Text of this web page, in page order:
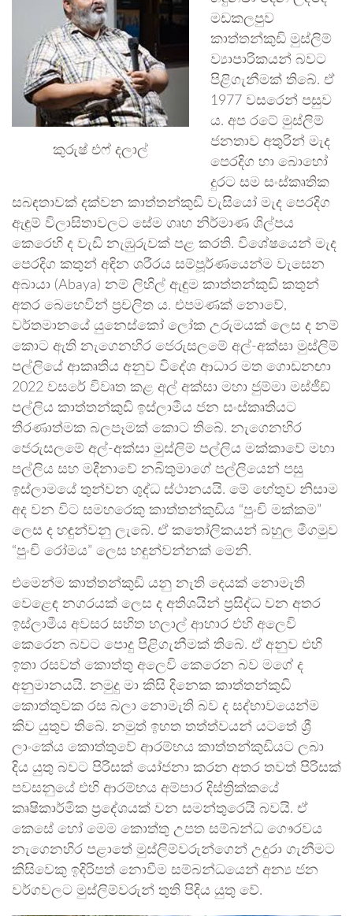
කුරුෂ් එෆ් දලාල්
මඩකලපුව
කාත්තන්කුඩි මුස්ලිම්
ව්‍යාපාරිකයන් බවට
පිළිගැනීමක් තිබේ. ඒ
1977 වසරෙන් පසුව
ය. අප රටේ මුස්ලිම්
ජනතාව අතුරින් මැද
පෙරදිග හා බොහෝ
දුරට සම සංස්කෘතික
සබඳතාවක් දක්වන කාත්තන්කුඩි වැසියෝ මැද පෙරදිග
ඇඳුම් විලාසිතාවලට සේම ගෘහ නිර්මාණ ශිල්පය
කෙරෙහි ද වැඩි නැඹුරුවක් පළ කරති. විශේෂයෙන් මැද
පෙරදිග කතුන් අඳින ශරීරය සම්පූර්ණයෙන්ම වැසෙන
අබායා (Abaya) නම් ලිහිල් ඇඳුම කාත්තන්කුඩි කතුන්
අතර බෙහෙවින් ප්‍රචලිත ය. එපමණක් නොවේ,
වර්තමානයේ යුනෙස්කෝ ලෝක උරුමයක් ලෙස ද නම්
කොට ඇති නැගෙනහිර ජෙරුසලමේ අල්-අක්සා මුස්ලිම්
පල්ලියේ ආකෘතිය අනුව විදේශ ආධාර මත ගොඩනඟා
2022 වසරේ විවෘත කළ අල් අක්සා මහා ජුම්මා මස්ජීඩ්
පල්ලිය කාත්තන්කුඩි ඉස්ලාමීය ජන සංස්කෘතියට
තීරණාත්මක බලපෑමක් කොට තිබේ. නැගෙනහිර
ජෙරුසලමේ අල්-අක්සා මුස්ලිම් පල්ලිය මක්කාවේ මහා
පල්ලිය සහ මදීනාවේ නබිතුමාගේ පල්ලියෙන් පසු
ඉස්ලාමයේ තුන්වන ශුද්ධ ස්ථානයයි. මේ හේතුව නිසාම
අද වන විට සමහරෙකු කාත්තන්කුඩිය “පුංචි මක්කම”
ලෙස ද හඳුන්වනු ලැබේ. ඒ කතෝලිකයන් බහුල මීගමුව
“පුංචි රෝමය” ලෙස හඳුන්වන්නක් මෙනි.
එමෙන්ම කාත්තන්කුඩි යනු නැති දෙයක් නොමැති
වෙළෙඳ නගරයක් ලෙස ද අතිශයින් ප්‍රසිද්ධ වන අතර
ඉස්ලාමීය අවසර සහිත හලාල් ආහාර එහි අලෙවි
කෙරෙන බවට පොදු පිළිගැනීමක් තිබේ. ඒ අනුව එහි
ඉතා රසවත් කොත්තු අලෙවි කෙරෙන බව මගේ ද
අනුමානයයි. නමුදු මා කිසි දිනෙක කාත්තන්කුඩි
කොත්තුවක රස බලා නොමැති බව ද සද්භාවයෙන්ම
කිව යුතුව තිබේ. නමුත් ඉහත තත්ත්වයන් යටතේ ශ්‍රී
ලාංකේය කොත්තුවේ ආරම්භය කාත්තන්කුඩියට ලබා
දිය යුතු බවට පිරිසක් යෝජනා කරන අතර තවත් පිරිසක්
පවසනුයේ එහි ආරම්භය අම්පාර දිස්ත්‍රික්කයේ
කෘෂිකාර්මික ප්‍රදේශයක් වන සමන්තුරෙයි බවයි. ඒ
කෙසේ හෝ මෙම කොත්තු උපත සම්බන්ධ ගෞරවය
නැගෙනහිර පළාතේ මුස්ලිම්වරුන්ගෙන් උදුරා ගැනීමට
කිසිවෙකු ඉදිරිපත් නොවීම සම්බන්ධයෙන් අන්‍ය ජන
වර්ගවලට මුස්ලිම්වරුන් තුති පිදිය යුතු වේ.